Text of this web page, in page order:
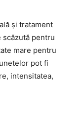
și tratament
pentru
mare pentru
pot fi
intensitatea,